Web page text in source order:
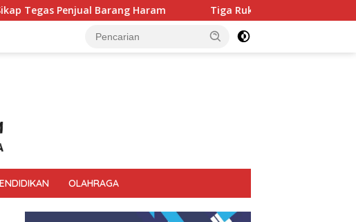
Tiga Ruko Agen Miras. Di Sikat Habis, Bupati Tegas Jangan
OLAHRAGA